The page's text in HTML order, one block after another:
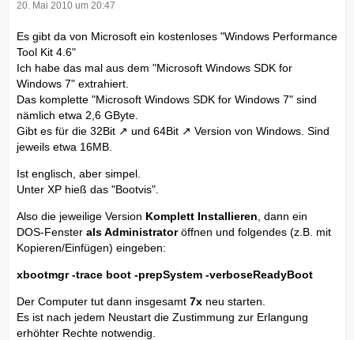
20. Mai 2010 um 20:47
Es gibt da von Microsoft ein kostenloses "Windows Performance
Tool Kit 4.6"
Ich habe das mal aus dem "Microsoft Windows SDK for
Windows 7" extrahiert.
Das komplette "Microsoft Windows SDK for Windows 7" sind
nämlich etwa 2,6 GByte.
Gibt es für die 32Bit und 64Bit
Version von Windows. Sind
jeweils etwa 16MB.
Ist englisch, aber simpel.
Unter XP hieß das "Bootvis".
Also die jeweilige Version Komplett Installieren , dann ein
DOS-Fenster als Administratoröffnen und folgendes (z.B. mit
Kopieren/Einfügen) eingeben:
xbootmgr -trace boot -prepSystem -verboseReadyBoot
Der Computer tut dann insgesamt 7x neu starten.
Es ist nach jedem Neustart die Zustimmung zur Erlangung
erhöhter Rechte notwendig.